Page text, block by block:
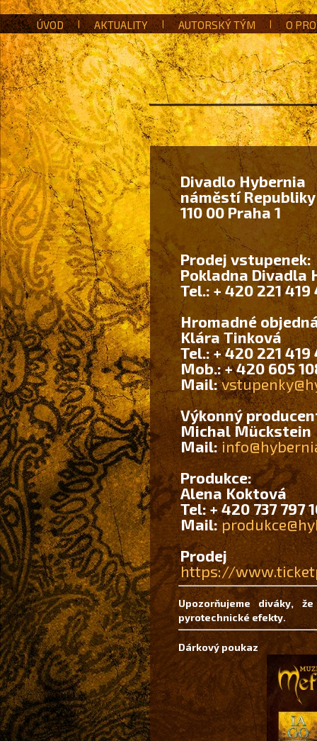
ÚVOD | AKTUALITY | AUTORSKÝ TÝM | O
Divadlo Hybernia
náměstí
110 00 Praha 1
Prodej vstupenek:
Pokladna Divadla
Tel.: + 420 221 419
Hromadné
Klára Tinková
Tel.: + 420 221 419
Mob.: + 420 605
Mail:
Výkonný
Michal Mückstein
Mail:
Produkce:
Alena Koktová
Tel: + 420 737 797
Mail:
https://
Upozorňujeme diváky,
pyrotechnické efekty.
Dárkový poukaz